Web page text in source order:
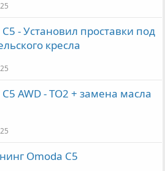
- Установил проставки под
кресла
AWD - ТО2 + замена масла
Omoda C5